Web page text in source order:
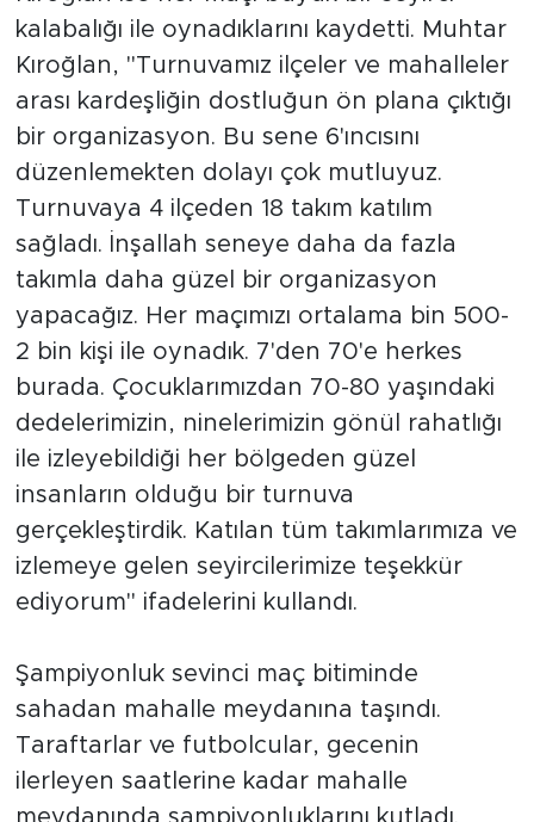
kalabalığı ile oynadıklarını kaydetti. Muhtar
Kıroğlan, "Turnuvamız ilçeler ve mahalleler
arası kardeşliğin dostluğun ön plana çıktığı
bir organizasyon. Bu sene 6'ıncısını
düzenlemekten dolayı çok mutluyuz.
Turnuvaya 4 ilçeden 18 takım katılım
sağladı. İnşallah seneye daha da fazla
takımla daha güzel bir organizasyon
yapacağız. Her maçımızı ortalama bin 500-
2 bin kişi ile oynadık. 7'den 70'e herkes
burada. Çocuklarımızdan 70-80 yaşındaki
dedelerimizin, ninelerimizin gönül rahatlığı
ile izleyebildiği her bölgeden güzel
insanların olduğu bir turnuva
gerçekleştirdik. Katılan tüm takımlarımıza ve
izlemeye gelen seyircilerimize teşekkür
ediyorum" ifadelerini kullandı.
Şampiyonluk sevinci maç bitiminde
sahadan mahalle meydanına taşındı.
Taraftarlar ve futbolcular, gecenin
ilerleyen saatlerine kadar mahalle